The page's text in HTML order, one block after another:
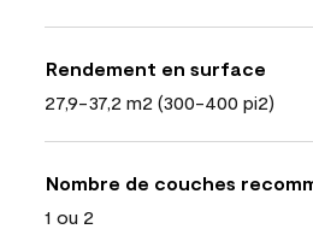
Rendement en surface
27,9-37,2 m2 (300-400 pi2)
Nombre de couches
1 ou 2